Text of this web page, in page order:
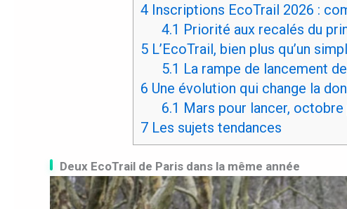
4Inscriptions EcoTrail 2026 :
4.1 Priorité aux recalés du
5L’EcoTrail, bien plus qu’un
5.1 La rampe de lancement
6 Une évolution qui change la
6.1 Mars pour lancer,
7Les sujets tendances
Deux EcoTrail de Paris dans la même année